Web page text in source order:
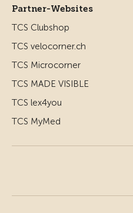
Partner-Websites
TCS Clubshop
TCS velocorner.ch
TCS Microcorner
TCS MADE VISIBLE
TCS lex4you
TCS MyMed